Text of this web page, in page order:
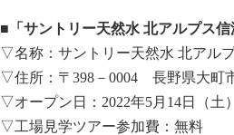
■「サントリー天然水 北アルプス
▽名称：サントリー天然水 北アル
▽住所：〒398－0004 長野県大町
▽オープン日：2022年5月14日（土）
▽工場見学ツアー参加費：無料